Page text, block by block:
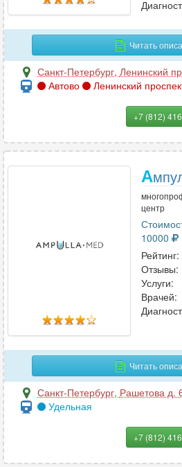
Дерматология
Дефектология
Диабетология
Диетология
И
Иммунология
Косметология
Л
Лазерная хирургия
Читать
Санкт-Петербург, Ленинский
Автово
Ленинский
+7 (812)
А
центр
10000
Рейтинг:
Отзывы:
Услуги:
Врачей:
Читать
Санкт-Петербург, Рашетова д.
Удельная
+7 (812)